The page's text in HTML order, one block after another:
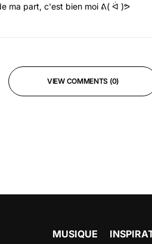
ma part, c'est bien moi ᕕ( ᐛ )ᕗ
VIEW COMMENTS (0)
MUSIQUE